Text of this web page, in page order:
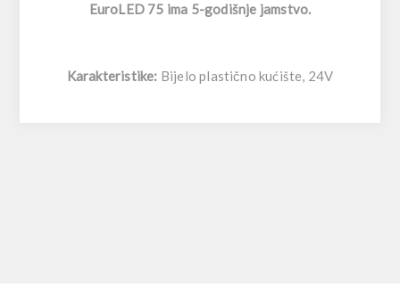
EuroLED 75 ima 5-godišnje jamstvo.
Karakteristike: Bijelo plastično kućište, 24V